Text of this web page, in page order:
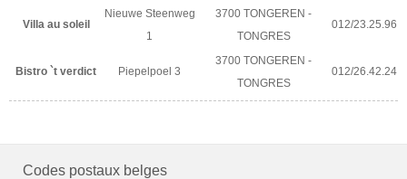
Villa au soleil
Nieuwe Steenweg
1
3700 TONGEREN -
TONGRES
012/23.25.96
Bistro `t verdict Piepelpoel 3
3700 TONGEREN -
TONGRES
012/26.42.24
Codes postaux belges